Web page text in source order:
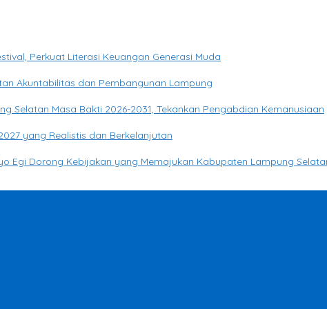
Perkuat Literasi Keuangan Generasi Muda
Akuntabilitas dan Pembangunan Lampung
Selatan Masa Bakti 2026-2031, Tekankan Pengabdian Kemanusiaan
yang Realistis dan Berkelanjutan
Egi Dorong Kebijakan yang Memajukan Kabupaten Lampung